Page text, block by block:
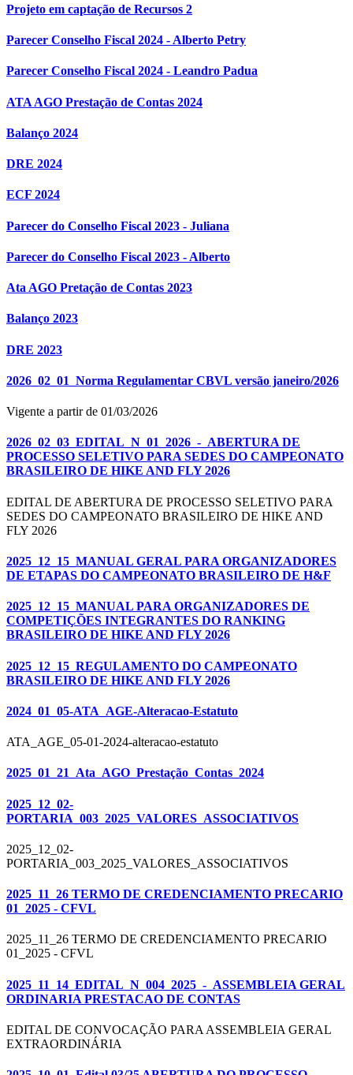
Projeto em captação de Recursos 2
Parecer Conselho Fiscal 2024 - Alberto Petry
Parecer Conselho Fiscal 2024 - Leandro Padua
ATA AGO Prestação de Contas 2024
Balanço 2024
DRE 2024
ECF 2024
Parecer do Conselho Fiscal 2023 - Juliana
Parecer do Conselho Fiscal 2023 - Alberto
Ata AGO Pretação de Contas 2023
Balanço 2023
DRE 2023
2026_02_01_Norma Regulamentar CBVL versão janeiro/2026
Vigente a partir de 01/03/2026
2026_02_03_EDITAL_N_01_2026_-_ABERTURA DE
PROCESSO SELETIVO PARA SEDES DO CAMPEONATO
BRASILEIRO DE HIKE AND FLY 2026
EDITAL DE ABERTURA DE PROCESSO SELETIVO PARA
SEDES DO CAMPEONATO BRASILEIRO DE HIKE AND
FLY 2026
2025_12_15_MANUAL GERAL PARA ORGANIZADORES
DE ETAPAS DO CAMPEONATO BRASILEIRO DE H&F
2025_12_15_MANUAL PARA ORGANIZADORES DE
COMPETIÇÕES INTEGRANTES DO RANKING
BRASILEIRO DE HIKE AND FLY 2026
2025_12_15_REGULAMENTO DO CAMPEONATO
BRASILEIRO DE HIKE AND FLY 2026
2024_01_05-ATA_AGE-Alteracao-Estatuto
ATA_AGE_05-01-2024-alteracao-estatuto
2025_01_21_Ata_AGO_Prestação_Contas_2024
2025_12_02-
PORTARIA_003_2025_VALORES_ASSOCIATIVOS
2025_12_02-
PORTARIA_003_2025_VALORES_ASSOCIATIVOS
2025_11_26 TERMO DE CREDENCIAMENTO PRECARIO
01_2025 - CFVL
2025_11_26 TERMO DE CREDENCIAMENTO PRECARIO
01_2025 - CFVL
2025_11_14_EDITAL_N_004_2025_-_ASSEMBLEIA GERAL
ORDINARIA PRESTACAO DE CONTAS
EDITAL DE CONVOCAÇÃO PARA ASSEMBLEIA GERAL
EXTRAORDINÁRIA